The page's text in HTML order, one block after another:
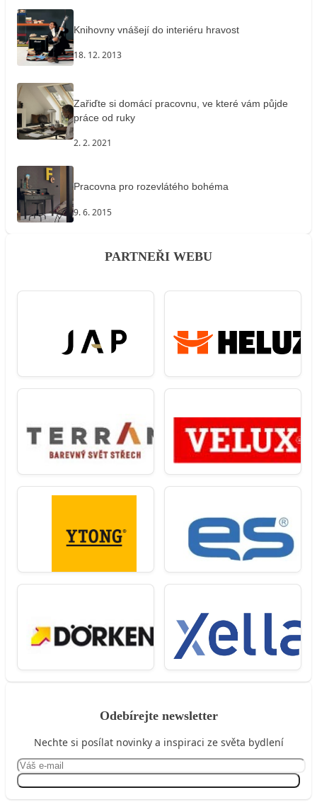
Knihovny vnášejí do interiéru hravost
18. 12. 2013
Zařiďte si domácí pracovnu, ve které vám půjde
práce od ruky
2. 2. 2021
Pracovna pro rozevlátého bohéma
9. 6. 2015
PARTNEŘI WEBU
Odebírejte newsletter
Nechte si posílat novinky a inspiraci ze světa bydlení